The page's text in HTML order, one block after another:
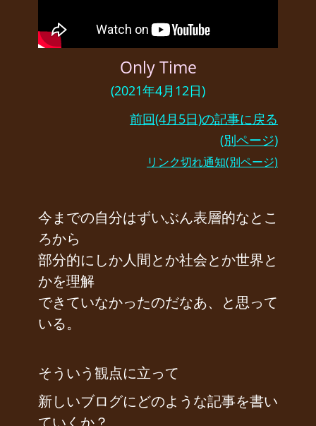
Only Time
(2021年4月12日)
前回(4月5日)の記事に戻る
(別ページ)
リンク切れ通知(別ページ)
今までの自分はずいぶん表層的なとこ
ろから
部分的にしか人間とか社会とか世界と
かを理解
できていなかったのだなあ、と思って
いる。
そういう観点に立って
新しいブログにどのような記事を書い
ていくか？